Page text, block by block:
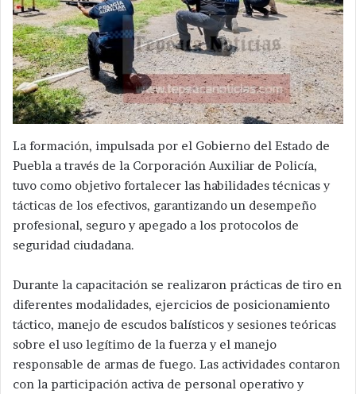
La formación, impulsada por el Gobierno del Estado de
Puebla a través de la Corporación Auxiliar de Policía,
tuvo como objetivo fortalecer las habilidades técnicas y
tácticas de los efectivos, garantizando un desempeño
profesional, seguro y apegado a los protocolos de
seguridad ciudadana.
Durante la capacitación se realizaron prácticas de tiro en
diferentes modalidades, ejercicios de posicionamiento
táctico, manejo de escudos balísticos y sesiones teóricas
sobre el uso legítimo de la fuerza y el manejo
responsable de armas de fuego. Las actividades contaron
con la participación activa de personal operativo y